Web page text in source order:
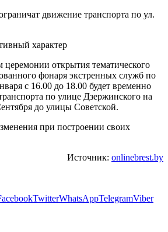
характер
церемонии открытия тематического
фонаря экстренных служб по
с 16.00 до 18.00 будет временно
по улице Дзержинского на
до улицы Советской.
при построении своих
Источник: onlinebrest.by
TwitterWhatsAppTelegramViber